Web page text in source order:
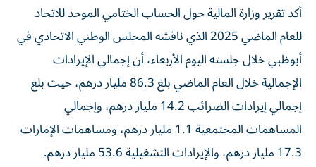
أكد تقرير وزارة المالية حول الحساب الختامي الموحد للاتحاد
للعام الماضي 2025 الذي ناقشه المجلس الوطني الاتحادي في
أبوظبي خلال جلسته اليوم الأربعاء، أن إجمالي الإيرادات
الإجمالية خلال العام الماضي بلغ 86.3 مليار درهم، حيث بلغ
إجمالي إيرادات الضرائب 14.2 مليار درهم، وإجمالي
المساهمات المجتمعية 1.1 مليار درهم، ومساهمات الإمارات
17.3 مليار درهم، والإيرادات التشغيلية 53.6 مليار درهم.